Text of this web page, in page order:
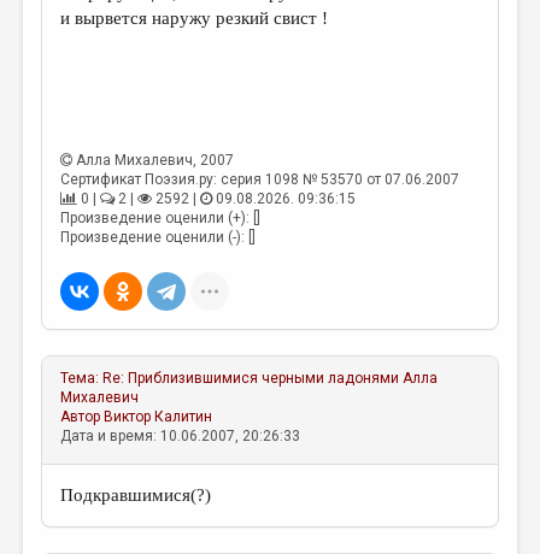
КОНКУРСЫ
ОБЗОР ЛИТЕРАТУРЫ
СТРАНИЦЫ ПАМЯТИ
ОБЪЯВЛЕНИЯ
КОЛОНКА РЕДАКТОРА
РЕДКОЛЛЕГИЯ
ОТ РЕДАКЦИИ
МАЛАЯ ПРОЗА
ЭССЕИСТИКА
ЛИТЕРАТУРОВЕДЕНИЕ
КУЛЬТУРОВЕДЕНИЕ
и вырвется наружу резкий свист !
Алла Михалевич, 2007
Сертификат Поэзия.ру: серия 1098 № 53570 от 07.06.2007
0 |
2 | 2592 |
09.08.2026. 09:36:15
Произведение оценили (+): []
Произведение оценили (-): []
Тема: Re: Приблизившимися черными ладонямиАлла
Михалевич
Автор Виктор Калитин
Дата и время: 10.06.2007, 20:26:33
Подкравшимися(?)